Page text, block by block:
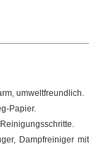
umweltfreundlich.
Dampfreiniger mit